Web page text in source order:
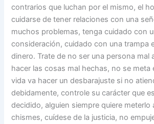
contrarios que luchan por el mismo, el
cuidarse de tener relaciones con una
muchos problemas, tenga cuidado con
consideración, cuidado con una trampa
dinero. Trate de no ser una persona mal
hacer las cosas mal hechas, no se meta
vida va hacer un desbarajuste si no
debidamente, controle su carácter que
decidido, alguien siempre quiere meterlo
chismes, cuídese de la justicia, no